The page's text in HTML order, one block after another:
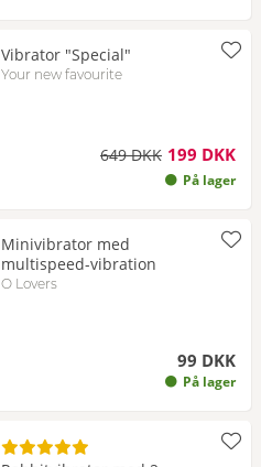
Vibrator "Special"
Your new favourite
649 DKK 199 DKK
På lager
Minivibrator med
multispeed-vibration
O Lovers
99 DKK
På lager